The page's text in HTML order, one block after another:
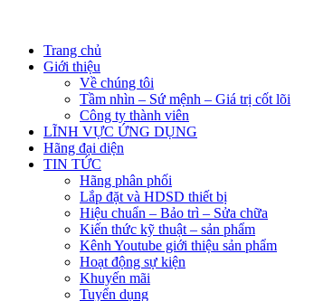
Trang chủ
Giới thiệu
Về chúng tôi
Tầm nhìn – Sứ mệnh – Giá trị cốt lõi
Công ty thành viên
LĨNH VỰC ỨNG DỤNG
Hãng đại diện
TIN TỨC
Hãng phân phối
Lắp đặt và HDSD thiết bị
Hiệu chuẩn – Bảo trì – Sửa chữa
Kiến thức kỹ thuật – sản phẩm
Kênh Youtube giới thiệu sản phẩm
Hoạt động sự kiện
Khuyến mãi
Tuyển dụng